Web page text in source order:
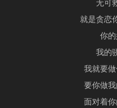
无可
就是贪恋
你
我的
我就要
要你做
面对着